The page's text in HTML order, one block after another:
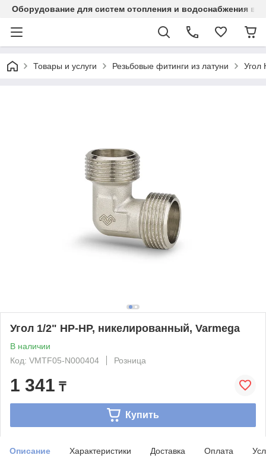
Оборудование для систем отопления и водоснабжения в
Товары и услуги Резьбовые фитинги из латуни Угол
Угол 1/2" НР-НР, никелированный, Varmega
В наличии
Код: VMTF05-N000404
Розница
1 341 ₸
Купить
Описание Характеристики Доставка Оплата